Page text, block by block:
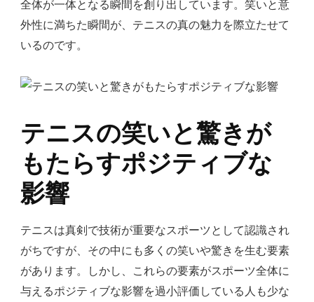
全体が一体となる瞬間を創り出しています。笑いと意
外性に満ちた瞬間が、テニスの真の魅力を際立たせて
いるのです。
テニスの笑いと驚きが
もたらすポジティブな
影響
テニスは真剣で技術が重要なスポーツとして認識され
がちですが、その中にも多くの笑いや驚きを生む要素
があります。しかし、これらの要素がスポーツ全体に
与えるポジティブな影響を過小評価している人も少な